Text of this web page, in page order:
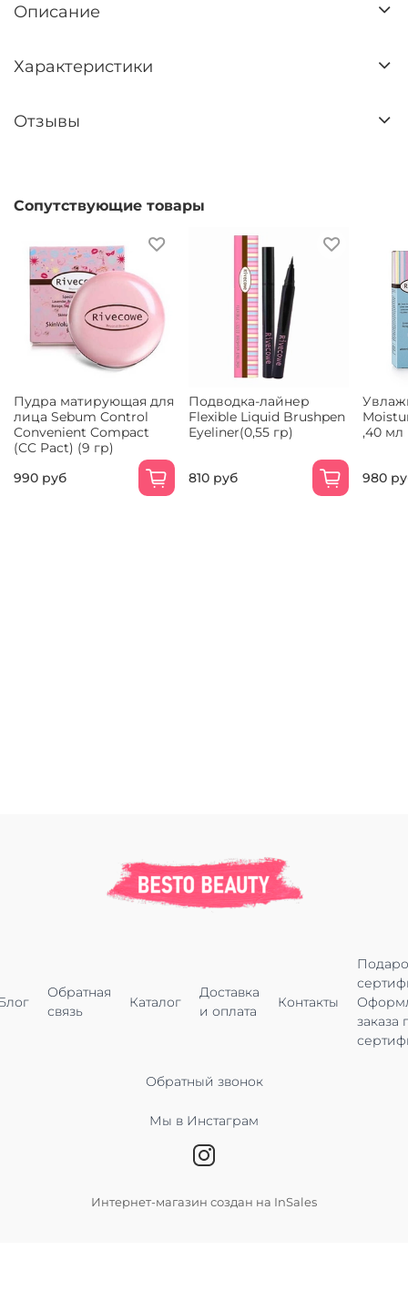
Описание
Характеристики
Отзывы
Сопутствующие товары
Пудра матирующая для
лица Sebum Control
Convenient Compact
(CC Pact) (9 гр)
990 руб
Подводка-лайнер
Flexible Liquid Brushpen
Eyeliner(0,55 гр)
810 руб
,40 мл
980
Обратная
связь
Каталог
Доставка
и оплата
Контакты
заказа
Обратный звонок
Мы в Инстаграм
Интернет-магазин создан на InSales